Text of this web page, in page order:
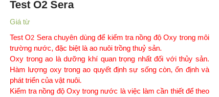
Test O2 Sera
Giá từ
Test O2 Sera chuyên dùng để kiểm tra nồng độ Oxy trong môi
trường nước, đặc biệt là ao nuôi trồng thuỷ sản.
Oxy trong ao là dưỡng khí quan trọng nhất đối với thủy sản.
Hàm lượng oxy trong ao quyết định sự sống còn, ổn định và
phát triển của vật nuôi.
Kiểm tra nồng độ Oxy trong nước là việc làm cần thiết để theo